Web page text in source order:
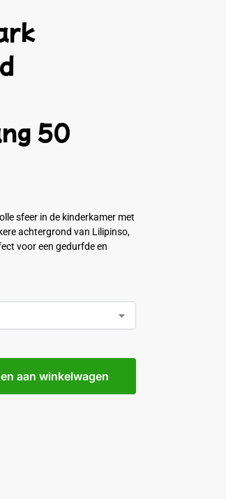
50
sfeer in de kinderkamer met
achtergrond van Lilipinso,
voor een gedurfde en
aan winkelwagen